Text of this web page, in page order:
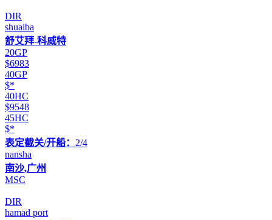
DIR
shuaiba
舒艾拜-科威特
20GP
$6983
40GP
$*
40HC
$9548
45HC
$*
表定截关/开船： 2/4
nansha
南沙,广州
MSC
DIR
hamad port